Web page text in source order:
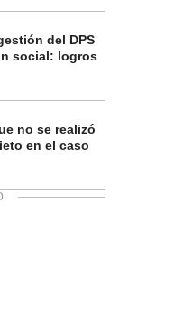
del DPS
social: logros
no se realizó
en el caso